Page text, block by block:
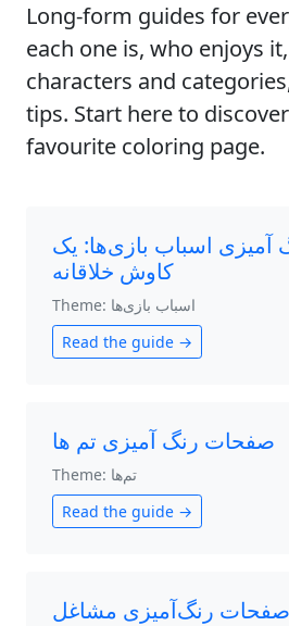
Long-form guides for
each one is, who enjoys
characters and
tips. Start here to
favourite coloring page.
اسباب بازی‌ها: یک
کاوش خلاقانه
Theme: اسباب بازی‌ها
Read the guide →
صفحات رنگ آمیزی تم ها
Theme: تم‌ها
Read the guide →
صفحات رنگ‌آمیزی مشاغل